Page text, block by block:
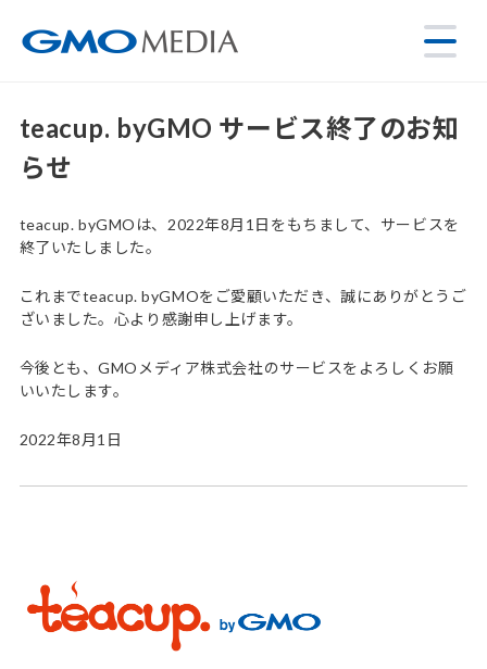
teacup. byGMO サービス終了のお知
らせ
teacup. byGMOは、2022年8月1日をもちまして、サービスを
終了いたしました。
これまでteacup. byGMOをご愛顧いただき、誠にありがとうご
ざいました。心より感謝申し上げます。
今後とも、GMOメディア株式会社のサービスをよろしくお願
いいたします。
2022年8月1日